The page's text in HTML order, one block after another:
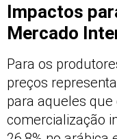
Impactos
Mercado
Para os
preços
para aqueles que
comercialização